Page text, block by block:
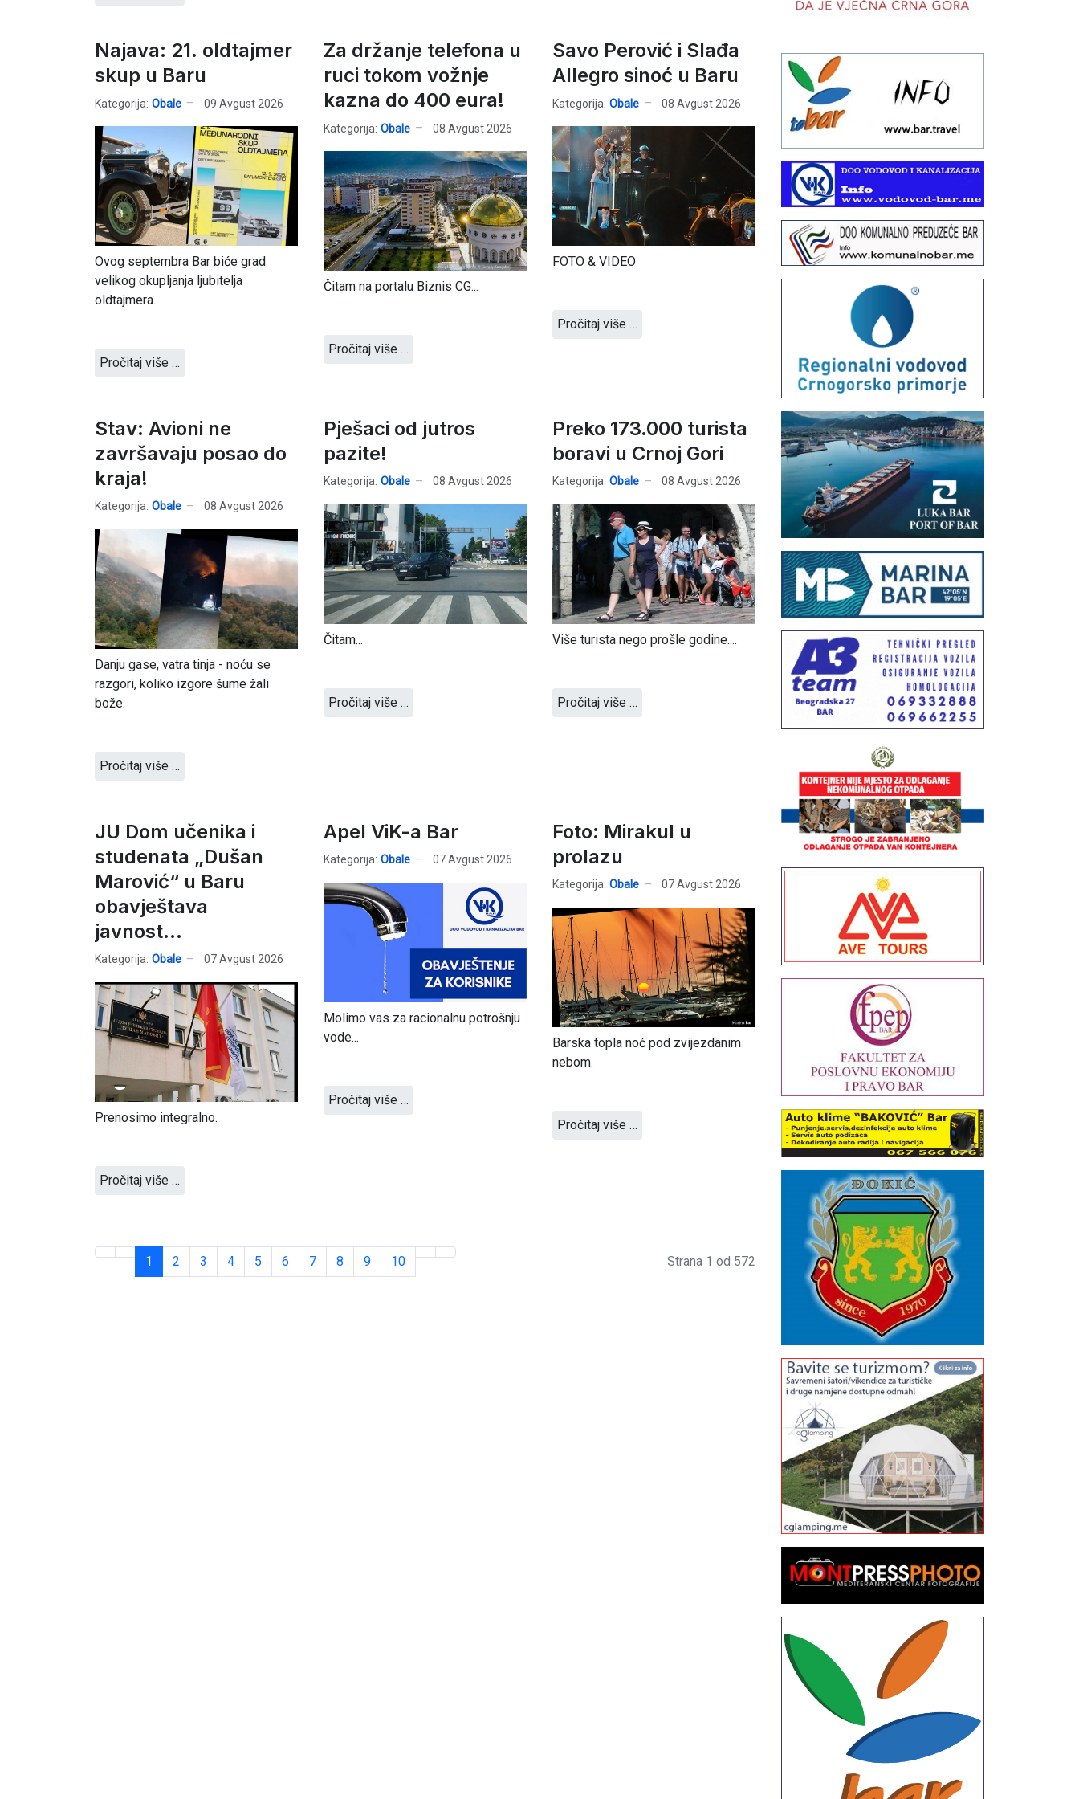
Najava: 21. oldtajmer
skup u Baru
Kategorija: Obale 09 Avgust 2026
Ovog septembra Bar biće grad
velikog okupljanja ljubitelja
oldtajmera.
Pročitaj više …
Za držanje telefona u
ruci tokom vožnje
kazna do 400 eura!
Kategorija: Obale 08 Avgust 2026
Čitam na portalu Biznis CG...
Pročitaj više …
Savo Perović i Slađa
Allegro sinoć u Baru
Kategorija: Obale 08 Avgust 2026
FOTO & VIDEO
Pročitaj više …
Stav: Avioni ne
završavaju posao do
kraja!
Kategorija: Obale 08 Avgust 2026
Danju gase, vatra tinja - noću se
razgori, koliko izgore šume žali
bože.
Pročitaj više …
Pješaci od jutros
pazite!
Kategorija: Obale 08 Avgust 2026
Čitam...
Pročitaj više …
Preko 173.000 turista
boravi u Crnoj Gori
Kategorija: Obale 08 Avgust 2026
Više turista nego prošle godine....
Pročitaj više …
JU Dom učenika i
studenata „Dušan
Marović“ u Baru
obavještava
javnost...
Kategorija: Obale 07 Avgust 2026
Prenosimo integralno.
Pročitaj više …
Apel ViK-a Bar
Kategorija: Obale 07 Avgust 2026
Molimo vas za racionalnu potrošnju
vode...
Pročitaj više …
Foto: Mirakul u
prolazu
Kategorija: Obale 07 Avgust 2026
Barska topla noć pod zvijezdanim
nebom.
Pročitaj više …
1 2 3 4 5 6 7 8 9 10 Strana 1 od 572